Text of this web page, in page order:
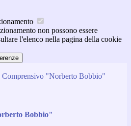
non possono essere
l'elenco nella pagina della cookie
Comprensivo "Norberto Bobbio"
Bobbio"